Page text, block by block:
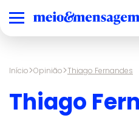
Início>Opinião>Thiago Fernandes
Thiago